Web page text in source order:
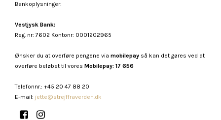
Bankoplysninger:
Vestjysk Bank:
Reg. nr: 7602 Kontonr: 0001202965
Ønsker du at overføre pengene via mobilepay så kan det gøres ved at
overføre beløbet til vores Mobilepay: 17 656
Telefonnr.: +45 20 47 88 20
E-mail: jette@strejffraverden.dk